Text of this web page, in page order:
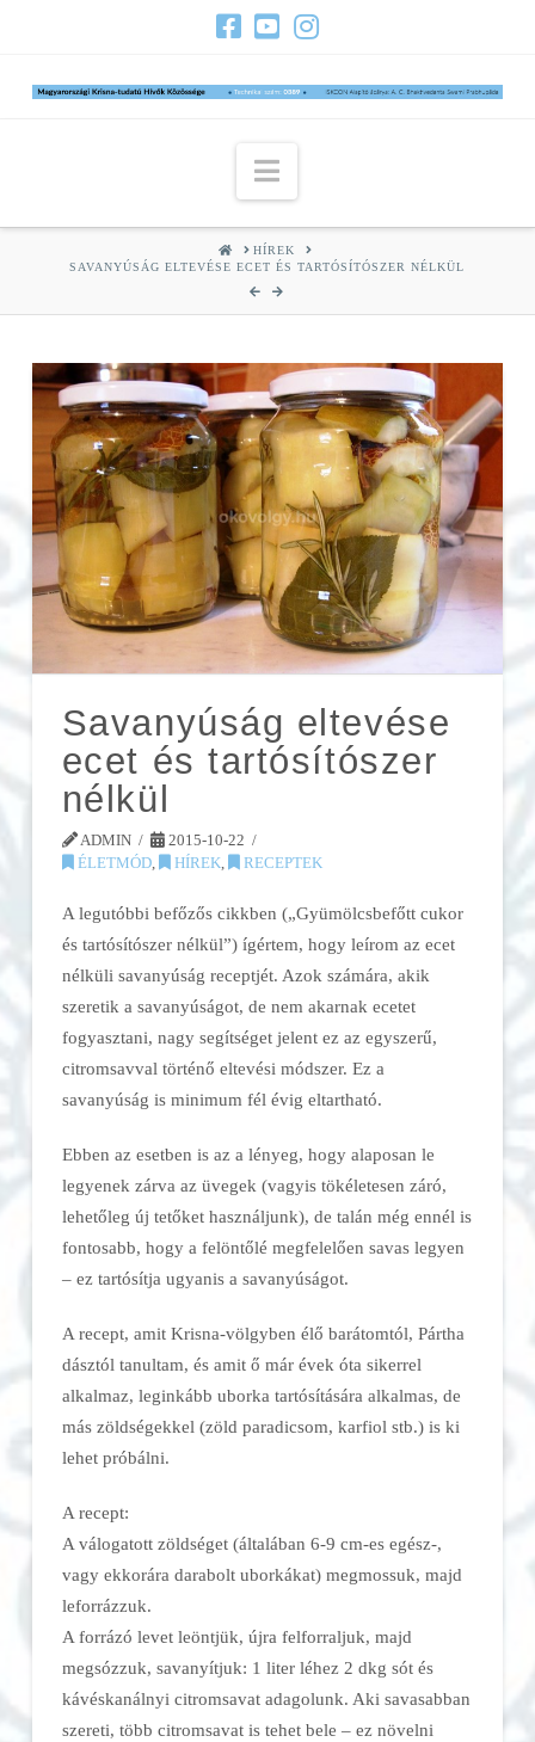
Navigation
HOMEHÍREK
SAVANYÚSÁG ELTEVÉSE ECET ÉS TARTÓSÍTÓSZER NÉLKÜL
Savanyúság eltevése
ecet és tartósítószer
nélkül
ADMIN
2015-10-22
ÉLETMÓD, HÍREK, RECEPTEK
A legutóbbi befőzős cikkben („Gyümölcsbefőtt cukor
és tartósítószer nélkül”) ígértem, hogy leírom az ecet
nélküli savanyúság receptjét. Azok számára, akik
szeretik a savanyúságot, de nem akarnak ecetet
fogyasztani, nagy segítséget jelent ez az egyszerű,
citromsavval történő eltevési módszer. Ez a
savanyúság is minimum fél évig eltartható.
Ebben az esetben is az a lényeg, hogy alaposan le
legyenek zárva az üvegek (vagyis tökéletesen záró,
lehetőleg új tetőket használjunk), de talán még ennél is
fontosabb, hogy a felöntőlé megfelelően savas legyen
– ez tartósítja ugyanis a savanyúságot.
A recept, amit Krisna-völgyben élő barátomtól, Pártha
dásztól tanultam, és amit ő már évek óta sikerrel
alkalmaz, leginkább uborka tartósítására alkalmas, de
más zöldségekkel (zöld paradicsom, karfiol stb.) is ki
lehet próbálni.
A recept:
A válogatott zöldséget (általában 6-9 cm-es egész-,
vagy ekkorára darabolt uborkákat) megmossuk, majd
leforrázzuk.
A forrázó levet leöntjük, újra felforraljuk, majd
megsózzuk, savanyítjuk: 1 liter léhez 2 dkg sót és
kávéskanálnyi citromsavat adagolunk. Aki savasabban
szereti, több citromsavat is tehet bele – ez növelni